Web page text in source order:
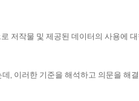
저작물 및 제공된 데이터의 사용에
, 이러한 기준을 해석하고 의문을 해